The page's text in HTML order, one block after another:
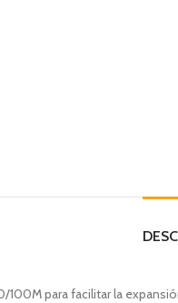
para facilitar la